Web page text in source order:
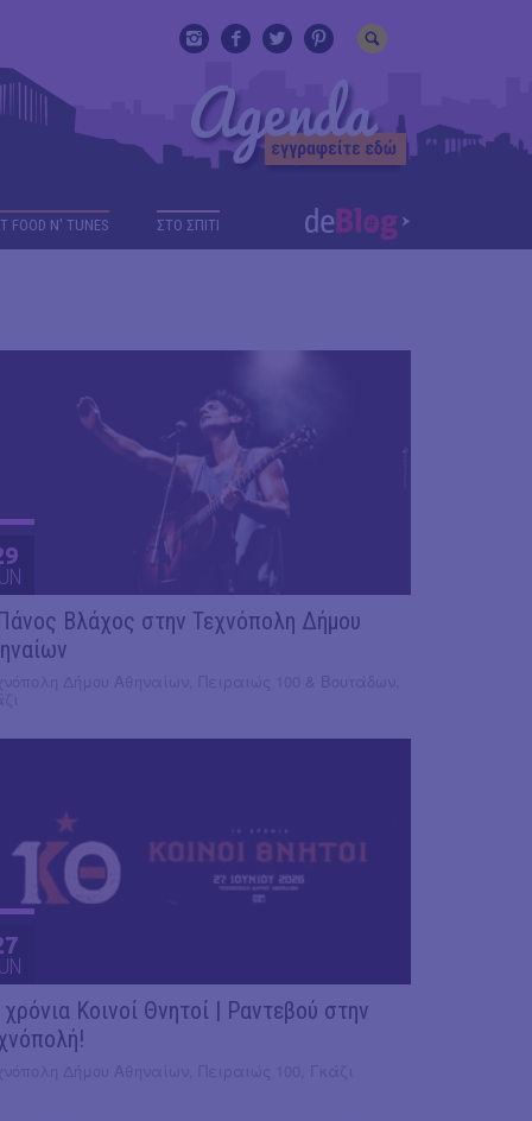
FOOD N' TUNES ΣΤΟ ΣΠΙΤΙ
Βλάχος στην Τεχνόπολη Δήμου
Κοινοί Θνητοί | Ραντεβού στην